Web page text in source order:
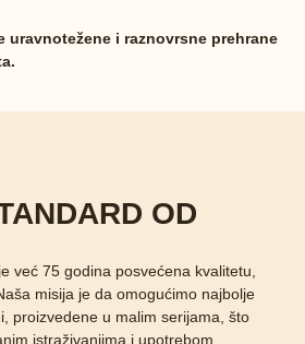
uravnotežene i raznovrsne prehrane
OD
već 75 godina posvećena kvalitetu,
misija je da omogućimo najbolje
proizvedene u malim serijama, što
istraživanjima i upotrebom